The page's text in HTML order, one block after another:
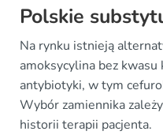
Polskie
Na rynku istnieją
amoksycylina bez
antybiotyki, w tym
Wybór zamiennika
historii terapii pacjenta.